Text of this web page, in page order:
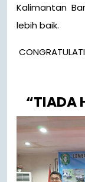
Kalimantan
lebih baik.
“TIADA